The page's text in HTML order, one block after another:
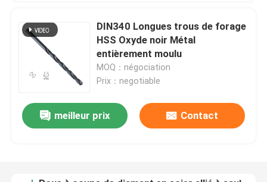
Maison
Au sujet de nous
DIN340 Longues trous de forage
HSS Oxyde noir Métal
entièrement moulu
MOQ：négociation
Prix：negotiable
meilleur prix Contact
Lames de scie à diamant pressées à froid pour le marbre de béton granitique